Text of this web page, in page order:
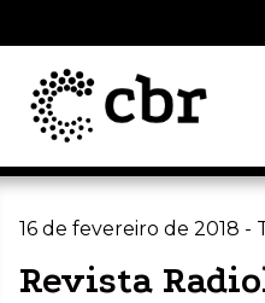
16 de fevereiro de 2018 -
Revista